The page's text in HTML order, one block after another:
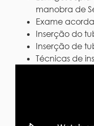
manobra de
Exame
Inserção do
Inserção de
Técnicas de